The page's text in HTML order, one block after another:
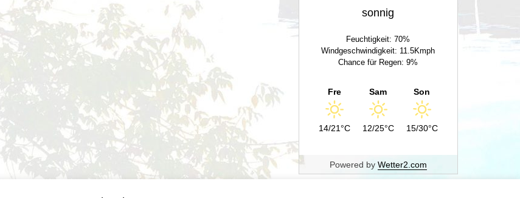
sonnig
Feuchtigkeit: 70%
Windgeschwindigkeit: 11.5Kmph
Chance für Regen: 9%
Fre
14/21°C
Sam
12/25°C
Son
15/30°C
Powered by Wetter2.com